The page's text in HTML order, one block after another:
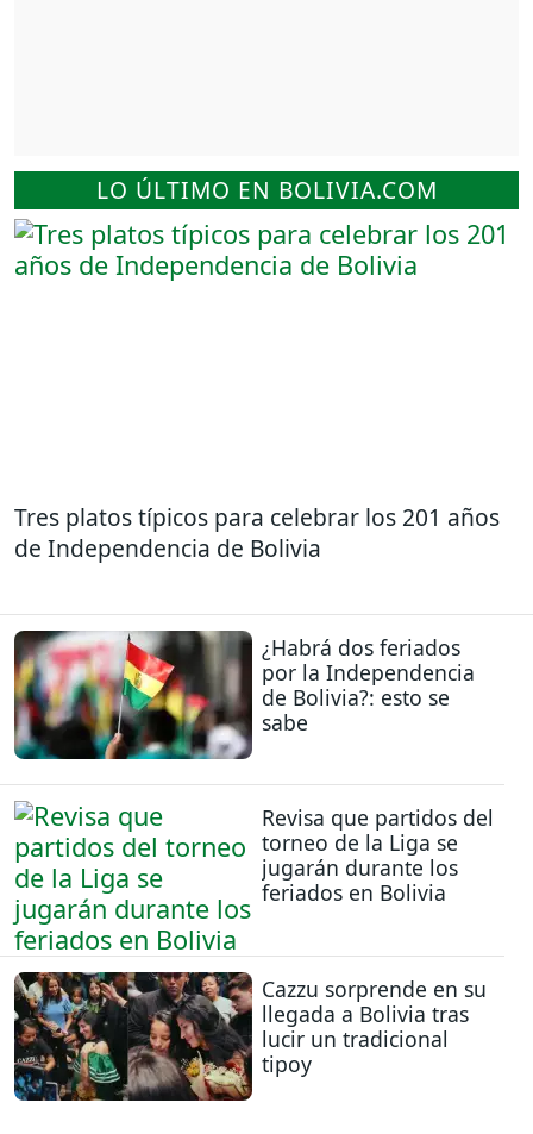
LO ÚLTIMO EN BOLIVIA.COM
Tres platos típicos para celebrar los 201 años
de Independencia de Bolivia
¿Habrá dos feriados
por la Independencia
de Bolivia?: esto se
sabe
Revisa que partidos del
torneo de la Liga se
jugarán durante los
feriados en Bolivia
Cazzu sorprende en su
llegada a Bolivia tras
lucir un tradicional
tipoy